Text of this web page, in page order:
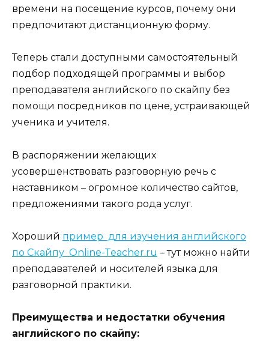
времени на посещение курсов, почему они
предпочитают дистанционную форму.
Теперь стали доступными самостоятельный
подбор подходящей программы и выбор
преподавателя английского по скайпу без
помощи посредников по цене, устраивающей
ученика и учителя.
В распоряжении желающих
усовершенствовать разговорную речь с
наставником – огромное количество сайтов,
предложениями такого рода услуг.
Хороший пример для изучения английского
по Скайпу Online-Teacher.ru – тут можно найти
преподавателей и носителей языка для
разговорной практики.
Преимущества и недостатки обучения
английского по скайпу: